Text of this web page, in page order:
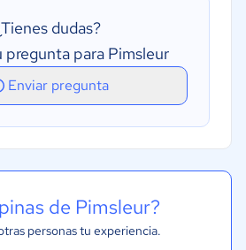
dudas?
pregunta para Pimsleur
Enviar pregunta
de Pimsleur?
personas tu experiencia.